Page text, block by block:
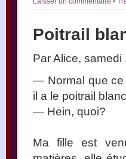
Poitrail
Par Alice,
— Normal que ce
il a le poitrail
— Hein, quoi?
Ma fille est